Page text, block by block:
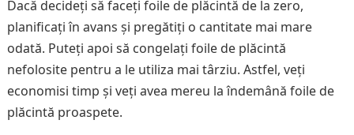
Dacă decideți să faceți foile de plăcintă de la zero,
planificați în avans și pregătiți o cantitate mai mare
odată. Puteți apoi să congelați foile de plăcintă
nefolosite pentru a le utiliza mai târziu. Astfel, veți
economisi timp și veți avea mereu la îndemână foile de
plăcintă proaspete.